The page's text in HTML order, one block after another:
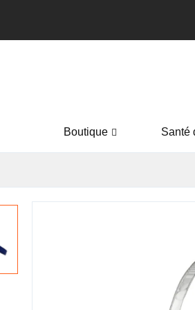
Boutique Santé